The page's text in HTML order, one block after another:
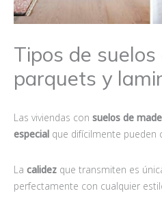
Tipos de
parquets y
Las viviendas con suelos de
especial que difícilmente pueden
La calidez que transmiten es
perfectamente con cualquier